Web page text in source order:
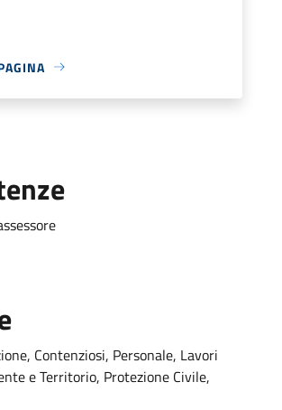
Contenziosi, Personale, Lavori
e Territorio, Protezione Civile,